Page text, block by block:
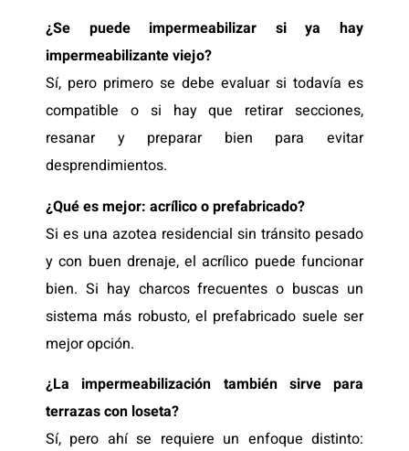
¿Se puede impermeabilizar si ya hay
impermeabilizante viejo?
Sí, pero primero se debe evaluar si todavía es
compatible o si hay que retirar secciones,
resanar y preparar bien para evitar
desprendimientos.
¿Qué es mejor: acrílico o prefabricado?
Si es una azotea residencial sin tránsito pesado
y con buen drenaje, el acrílico puede funcionar
bien. Si hay charcos frecuentes o buscas un
sistema más robusto, el prefabricado suele ser
mejor opción.
¿La impermeabilización también sirve para
terrazas con loseta?
Sí, pero ahí se requiere un enfoque distinto: